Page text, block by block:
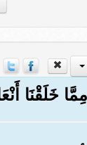
خَلَقْنَا